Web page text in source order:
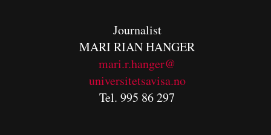
Journalist
MARI RIAN HANGER
mari.r.hanger@
universitetsavisa.no
Tel. 995 86 297